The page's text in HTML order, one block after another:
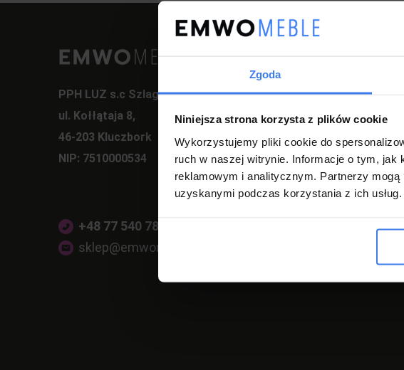
Zgoda
Niniejsza strona korzysta z plików cookie
Wykorzystujemy pliki cookie do
ruch w naszej witrynie. Informacje o tym, jak
reklamowym i analitycznym. Partnerzy
uzyskanymi podczas korzystania z ich usług.
PPH LUZ s.c Szlagor Marek Szlagor Wojciech
ul. Kołłątaja 8,
46-203 Kluczbork
NIP: 7510000534
+48 77 540 78 47
sklep@emwomeble.pl